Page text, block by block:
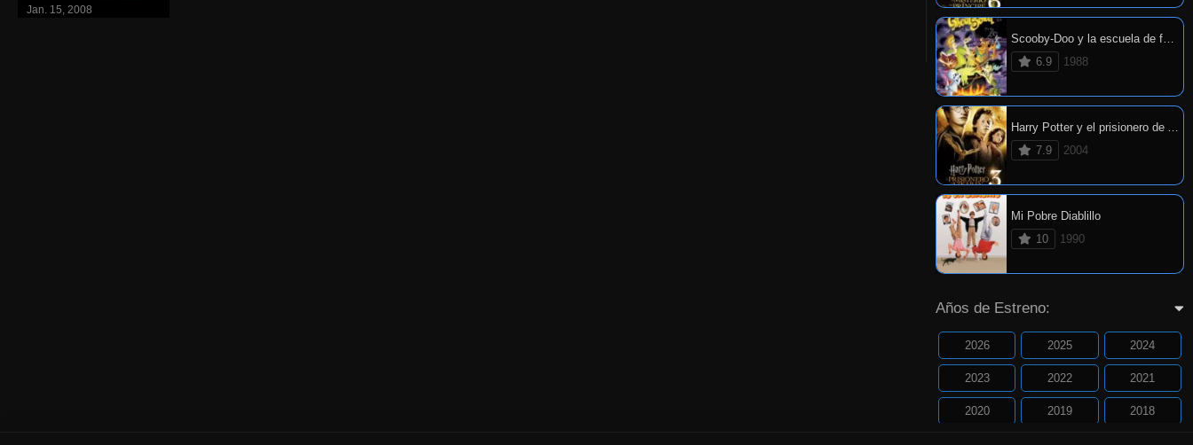
Jan. 15, 2008
Scooby-Doo y la escuela de fantasmas
6.9
1988
Harry Potter y el prisionero de Azkaban
7.9
2004
Mi Pobre Diablillo
10
1990
Años de Estreno:
2026 2025 2024
2023 2022 2021
2020 2019 2018